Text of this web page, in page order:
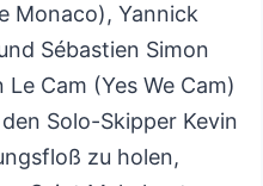
Monaco), Yannick
Sébastien Simon
Le Cam (Yes We Cam)
Solo-Skipper Kevin
zu holen,